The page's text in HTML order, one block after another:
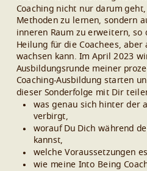
Coaching nicht nur darum
Methoden zu lernen, sondern
inneren Raum zu erweitern,
Heilung für die Coachees,
wachsen kann.
Im April 2023
Ausbildungsrunde meiner
Coaching-Ausbildung starten
dieser Sonderfolge mit Dir
was genau sich hinter der
verbirgt,
worauf Du Dich während
kannst,
welche Voraussetzungen
wie meine Into Being